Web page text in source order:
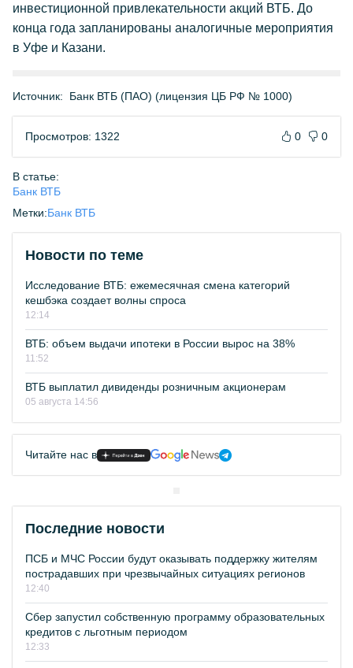
инвестиционной привлекательности акций ВТБ. До
конца года запланированы аналогичные мероприятия
в Уфе и Казани.
Источник: Банк ВТБ (ПАО) (лицензия ЦБ РФ № 1000)
Просмотров: 1322 0 0
В статье:
Банк ВТБ
Метки:Банк ВТБ
Новости по теме
Исследование ВТБ: ежемесячная смена категорий
кешбэка создает волны спроса
12:14
ВТБ: объем выдачи ипотеки в России вырос на 38%
11:52
ВТБ выплатил дивиденды розничным акционерам
05 августа 14:56
Читайте нас в
Последние новости
ПСБ и МЧС России будут оказывать поддержку жителям
пострадавших при чрезвычайных ситуациях регионов
12:40
Сбер запустил собственную программу образовательных
кредитов с льготным периодом
12:33